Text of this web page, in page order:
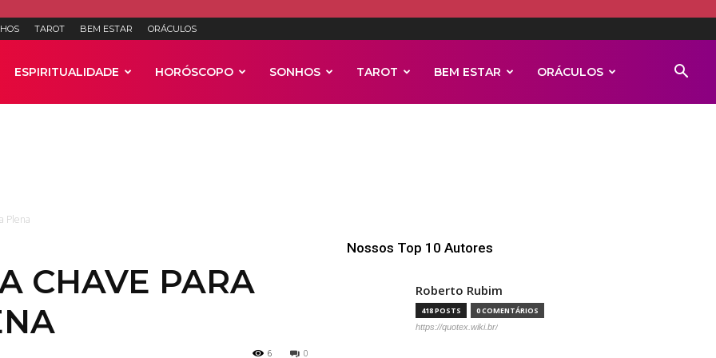
TAROT BEM ESTAR ORÁCULOS
ESPIRITUALIDADE HORÓSCOPO SONHOS TAROT BEM ESTAR ORÁCULOS
Plena
CHAVE PARA
0
6
Nossos Top 10 Autores
Roberto Rubim
418 POSTS 0 COMENTÁRIOS
https://quotex.wiki.br/